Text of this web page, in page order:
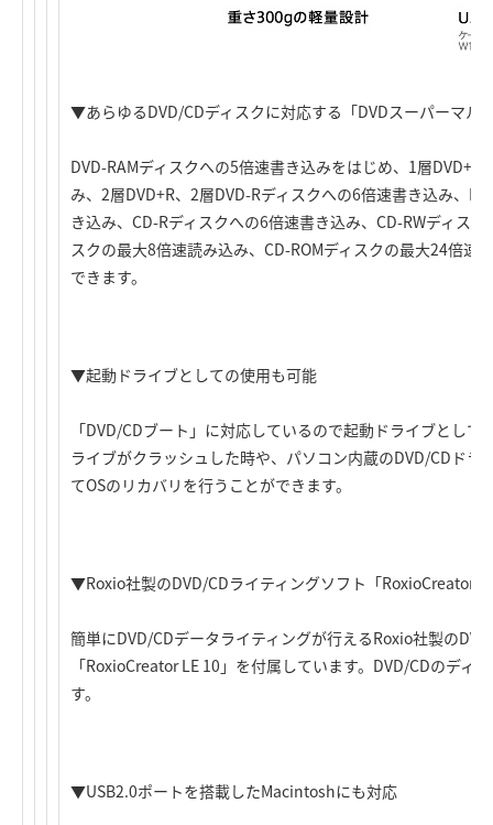
▼あらゆるDVD/CDディスクに対応する「DVDスーパーマル
DVD-RAMディスクへの5倍速書き込みをはじめ、1層
み、2層DVD+R、2層DVD-Rディスクへの6倍速書き込み、
き込み、CD-Rディスクへの6倍速書き込み、CD-RWディス
スクの最大8倍速読み込み、CD-ROMディスクの最大24倍速
できます。
▼起動ドライブとしての使用も可能
「DVD/CDブート」に対応しているので起動ドライブとし
ライブがクラッシュした時や、パソコン内蔵のDVD/CDドラ
てOSのリカバリを行うことができます。
▼Roxio社製のDVD/CDライティングソフト「RoxioCreator
簡単にDVD/CDデータライティングが行えるRoxio社製の
「RoxioCreator LE 10」を付属しています。DVD/CDのディ
す。
▼USB2.0ポートを搭載したMacintoshにも対応